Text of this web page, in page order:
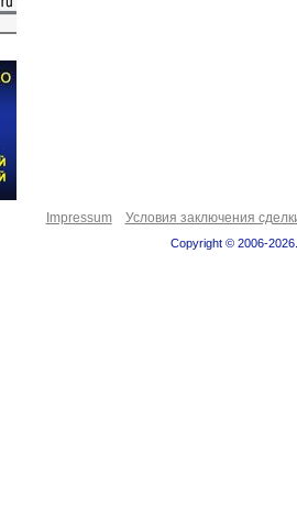
Impressum Условия заключения
Copyright © 2006-